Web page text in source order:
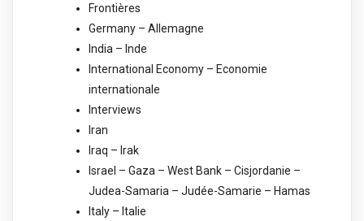
Frontières
Germany – Allemagne
India – Inde
International Economy – Economie
internationale
Interviews
Iran
Iraq – Irak
Israel – Gaza – West Bank – Cisjordanie –
Judea-Samaria – Judée-Samarie – Hamas
Italy – Italie